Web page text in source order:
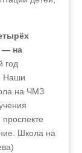
— на
год
Наши
на ЧМЗ
Школа на